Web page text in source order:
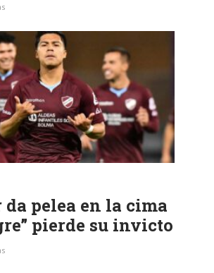
pelea en la cima
pierde su invicto